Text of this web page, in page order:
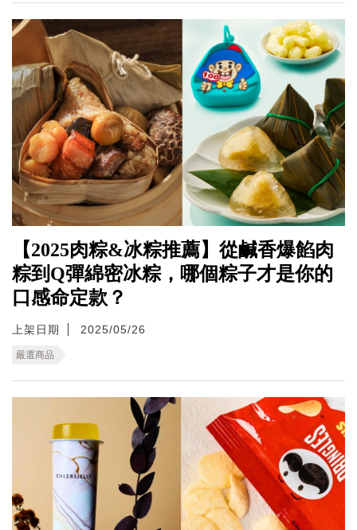
【2025肉粽&冰粽推薦】從鹹香爆餡肉
粽到Q彈綿密冰粽，哪個粽子才是你的
口感命定款？
上架日期 2025/05/26
嚴選商品